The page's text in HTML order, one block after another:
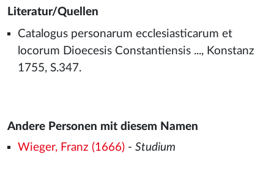
Literatur/Quellen
Catalogus personarum ecclesiasticarum et
locorum Dioecesis Constantiensis ..., Konstanz
1755, S.347.
Andere Personen mit diesem Namen
Wieger, Franz (1666)- Studium